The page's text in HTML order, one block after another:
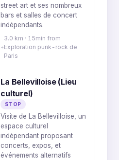
street art et ses nombreux
bars et salles de concert
indépendants.
3.0 km · 15min from
Exploration punk-rock de
Paris
La Bellevilloise (Lieu
culturel)
STOP
Visite de La Bellevilloise, un
espace culturel
indépendant proposant
concerts, expos, et
événements alternatifs